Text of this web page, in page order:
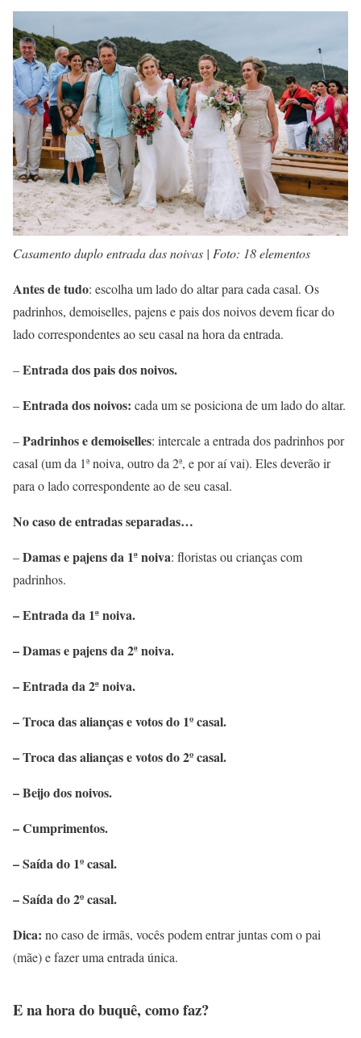
Casamento duplo entrada das noivas | Foto: 18 elementos
Antes de tudo: escolha um lado do altar para cada casal. Os
padrinhos, demoiselles, pajens e pais dos noivos devem ficar do
lado correspondentes ao seu casal na hora da entrada.
–Entrada dos pais dos noivos.
–Entrada dos noivos: cada um se posiciona de um lado do altar.
–Padrinhos e demoiselles: intercale a entrada dos padrinhos por
casal (um da 1ª noiva, outro da 2ª, e por aí vai). Eles deverão ir
para o lado correspondente ao de seu casal.
No caso de entradas separadas…
–Damas e pajens da 1ª noiva: floristas ou crianças com
padrinhos.
– Entrada da 1ª noiva.
– Damas e pajens da 2ª noiva.
– Entrada da 2ª noiva.
– Troca das alianças e votos do 1º casal.
– Troca das alianças e votos do 2º casal.
– Beijo dos noivos.
– Cumprimentos.
– Saída do 1º casal.
– Saída do 2º casal.
Dica: no caso de irmãs, vocês podem entrar juntas com o pai
(mãe) e fazer uma entrada única.
E na hora do buquê, como faz?